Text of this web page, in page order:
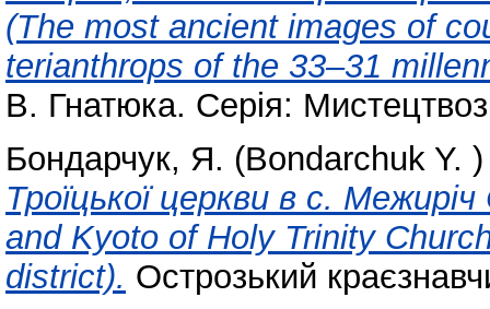
(The most ancient images of
terianthrops of the 33–31
В. Гнатюка. Серія:
Бондарчук, Я. (Bondarchuk Y. )
Троїцької церкви в с.
and Kyoto of Holy Trinity
district). Острозький